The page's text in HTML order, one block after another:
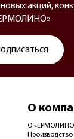
акций,
Подписаться
О
О
Производство